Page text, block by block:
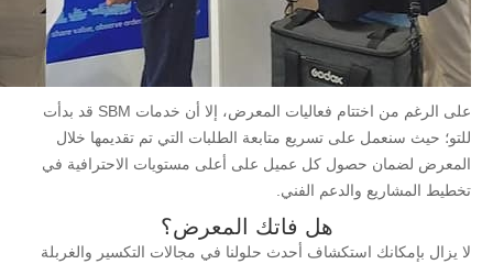
على الرغم من اختتام فعاليات المعرض، إلا أن خدمات SBM قد بدأت
للتو؛ حيث سنعمل على تسريع متابعة الطلبات التي تم تقديمها خلال
المعرض لضمان حصول كل عميل على أعلى مستويات الاحترافية في
تخطيط المشاريع والدعم الفني.
هل فاتك المعرض؟
لا يزال بإمكانك استكشاف أحدث حلولنا في مجالات التكسير والغربلة